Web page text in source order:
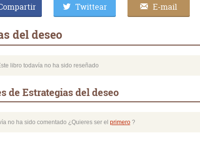
Twittear E-mail
del deseo
libro todavía no ha sido reseñado
de Estrategias del deseo
no ha sido comentado ¿Quieres ser el primero?